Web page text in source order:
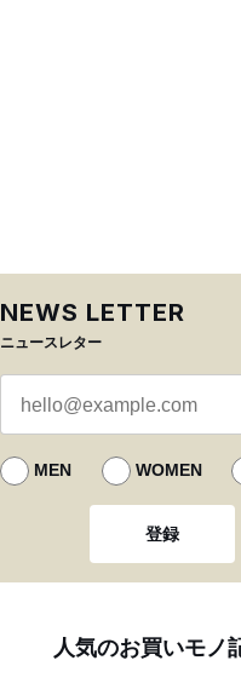
NEWS LETTER
ニュースレター
MEN WOMEN
登録
人気のお買いモノ